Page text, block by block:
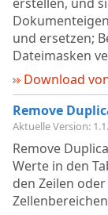
und ersetzen;
Dateimasken
Download
Remove
Aktuelle Version:
Remove
Werte in den
den Zeilen